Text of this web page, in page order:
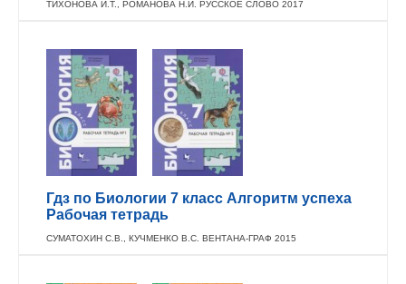
ТИХОНОВА И.Т., РОМАНОВА Н.И. РУССКОЕ СЛОВО 2017
Гдз по Биологии 7 класс Алгоритм успеха
Рабочая тетрадь
СУМАТОХИН С.В., КУЧМЕНКО В.С. ВЕНТАНА-ГРАФ 2015